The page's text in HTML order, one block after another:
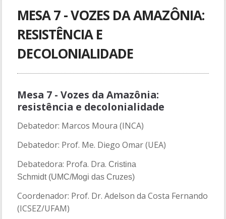
MESA 7 - VOZES DA AMAZÔNIA:
RESISTÊNCIA E
DECOLONIALIDADE
Mesa 7 - Vozes da Amazônia:
resistência e decolonialidade
Debatedor: Marcos Moura (INCA)
Debatedor: Prof. Me. Diego Omar (UEA)
Debatedora: Profa. Dra.Cristina
Schmidt (UMC/Mogi das Cruzes)
Coordenador: Prof. Dr. Adelson da Costa Fernando
(ICSEZ/UFAM)